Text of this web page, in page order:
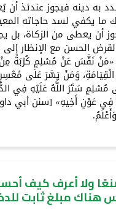
به دينه فيجوز عندئذ أن
ما يكفي لسد حاجاته
أن يعطى من الزكاة،
الحسن مع الإنظار
نَفَّسَ عَنْ مُسْلِمٍ كُرْبَةً مِنْ
وَمَنْ يَسَّرَ عَلَى مُعْسِرٍ،
سَتَرَ اللَّهُ عَلَيْهِ فِي
فِي عَوْنِ أَخِيهِ» [سنن أبي
ولا أعرف كيف
هناك مبلغ ثابت